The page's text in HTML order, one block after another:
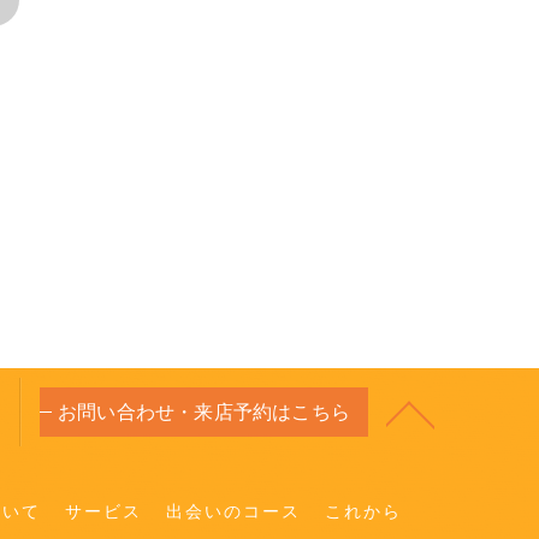
お問い合わせ・来店予約はこちら
て サービス 出会いのコース これから